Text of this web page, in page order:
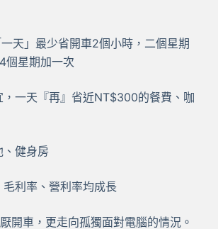
天」最少省開車2個小時，二個星期
個星期加一次
一天『再』省近NT$300的餐費、咖
健身房
利率、營利率均成長
開車，更走向孤獨面對電腦的情況。